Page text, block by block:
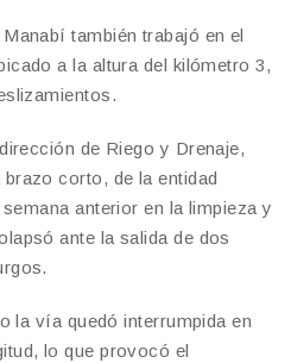
también trabajó en el
a la altura del kilómetro 3,
de Riego y Drenaje,
corto, de la entidad
anterior en la limpieza y
ante la salida de dos
la vía quedó interrumpida en
lo que provocó el